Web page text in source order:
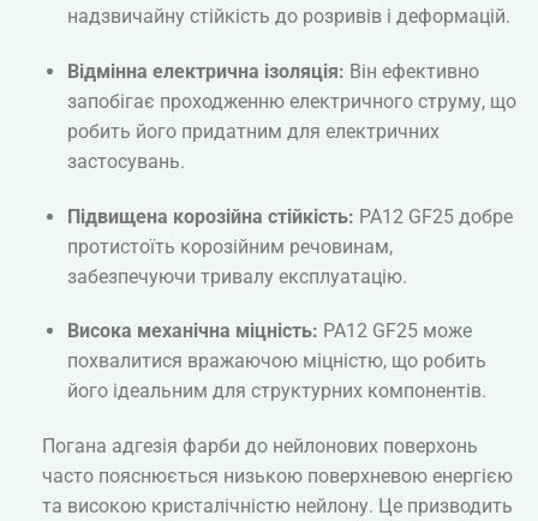
надзвичайну стійкість до розривів і деформацій.
Відмінна електрична ізоляція: Він ефективно
запобігає проходженню електричного струму, що
робить його придатним для електричних
застосувань.
Підвищена корозійна стійкість: PA12 GF25 добре
протистоїть корозійним речовинам,
забезпечуючи тривалу експлуатацію.
Висока механічна міцність: PA12 GF25 може
похвалитися вражаючою міцністю, що робить
його ідеальним для структурних компонентів.
Погана адгезія фарби до нейлонових поверхонь
часто пояснюється низькою поверхневою енергією
та високою кристалічністю нейлону. Це призводить